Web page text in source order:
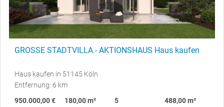
GROSSE STADTVILLA - AKTIONSHAUS Haus kaufen
Haus kaufen in 51145 Köln
Entfernung: 6 km
950.000,00 €
180,00 m²
5
488,00 m²